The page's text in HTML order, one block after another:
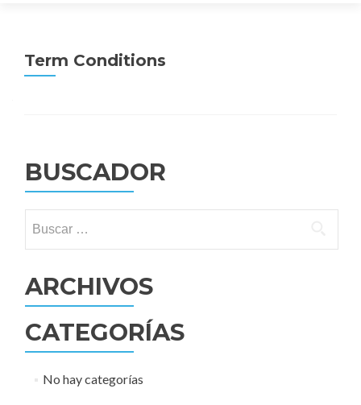
Term Conditions
BUSCADOR
ARCHIVOS
CATEGORÍAS
No hay categorías